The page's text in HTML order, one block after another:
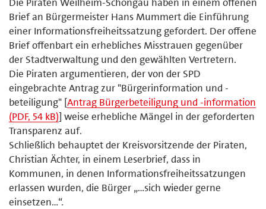
Brief an Bürgermeister Hans Mummert die Einführung
einer Informationsfreiheitssatzung gefordert. Der offene
Brief offenbart ein erhebliches Misstrauen gegenüber
der Stadtverwaltung und den gewählten Vertretern.
Die Piraten argumentieren, der von der SPD
eingebrachte Antrag zur "Bürgerinformation und -
beteiligung" [Antrag Bürgerbeteiligung und -information
(PDF, 54 kB)] weise erhebliche Mängel in der geforderten
Transparenz auf.
Schließlich behauptet der Kreisvorsitzende der Piraten,
Christian Ächter, in einem Leserbrief, dass in
Kommunen, in denen Informationsfreiheitssatzungen
erlassen wurden, die Bürger „…sich wieder gerne
einsetzen…“.